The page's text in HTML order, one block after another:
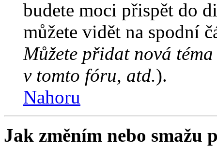
budete moci přispět do
můžete vidět na spodní
Můžete přidat nová
v tomto fóru, atd.).
Nahoru
Jak změním nebo smažu